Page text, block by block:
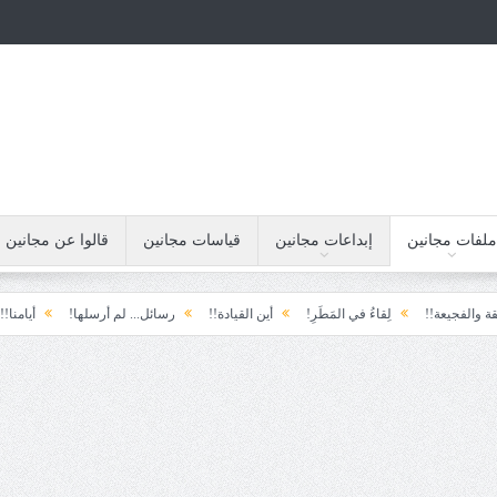
ملفات مجانين إبداعات مجانين قياسات مجانين قالوا عن مجانين
لِقاءُ في المَطَرِ! أين القيادة!! رسائل... لم أرسلها! أيامنا!! خيبة